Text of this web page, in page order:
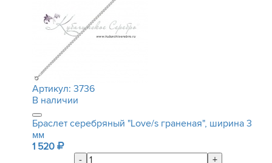
Артикул: 3736
В наличии
Браслет серебряный "Love/s граненая", ширина 3
мм
1 520
-
+